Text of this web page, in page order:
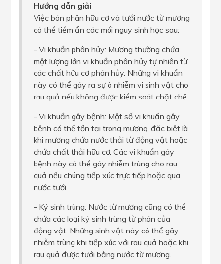
Hướng dẫn giải
Việc bón phân hữu cơ và tưới nước từ mương
có thể tiềm ẩn các mối nguy sinh học sau:
- Vi khuẩn phân hủy: Mương thường chứa
một lượng lớn vi khuẩn phân hủy tự nhiên từ
các chất hữu cơ phân hủy. Những vi khuẩn
này có thể gây ra sự ô nhiễm vi sinh vật cho
rau quả nếu không được kiểm soát chặt chẽ.
- Vi khuẩn gây bệnh: Một số vi khuẩn gây
bệnh có thể tồn tại trong mương, đặc biệt là
khi mương chứa nước thải từ động vật hoặc
chứa chất thải hữu cơ. Các vi khuẩn gây
bệnh này có thể gây nhiễm trùng cho rau
quả nếu chúng tiếp xúc trực tiếp hoặc qua
nước tưới.
- Ký sinh trùng: Nước từ mương cũng có thể
chứa các loại ký sinh trùng từ phân của
động vật. Những sinh vật này có thể gây
nhiễm trùng khi tiếp xúc với rau quả hoặc khi
rau quả được tưới bằng nước từ mương.